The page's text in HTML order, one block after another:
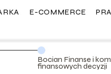
E-COMMERCE
Bocian Finanse i
finansowych decyzji